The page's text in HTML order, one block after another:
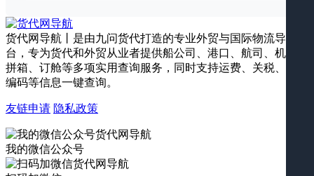
货代网导航丨是由九问货代打造的专业外贸与国际物流导航平
台，专为货代和外贸从业者提供船公司、港口、航司、机场、
拼箱、订舱等多项实用查询服务，同时支持运费、关税、海关
编码等信息一键查询。
友链申请 隐私政策
我的微信公众号